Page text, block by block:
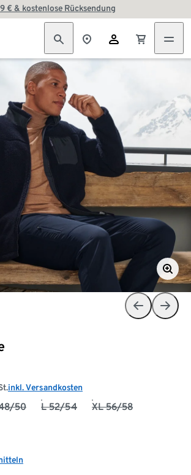
€ & kostenlose Rücksendung
inkl. Versandkosten
50 L 52/54 XL 56/58